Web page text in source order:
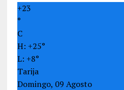
+23
°
C
H: +25°
L: +8°
Tarija
Domingo, 09 Agosto